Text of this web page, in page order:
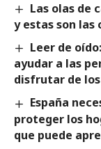
Las olas de
y estas son las
Leer de
ayudar a las
disfrutar de
España
proteger los
que puede